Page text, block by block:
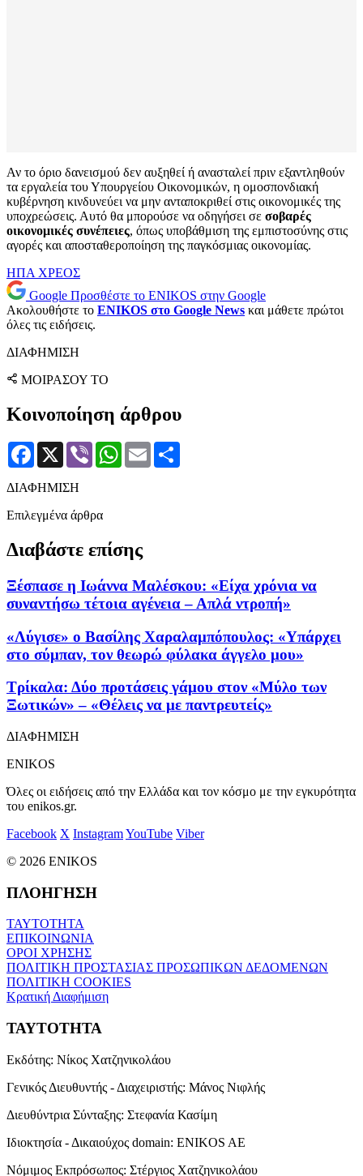
Αν το όριο δανεισμού δεν αυξηθεί ή ανασταλεί πριν εξαντληθούν
τα εργαλεία του Υπουργείου Οικονομικών, η ομοσπονδιακή
κυβέρνηση κινδυνεύει να μην ανταποκριθεί στις οικονομικές της
υποχρεώσεις. Αυτό θα μπορούσε να οδηγήσει σε σοβαρές
οικονομικές συνέπειες, όπως υποβάθμιση της εμπιστοσύνης στις
αγορές και αποσταθεροποίηση της παγκόσμιας οικονομίας.
ΗΠΑ ΧΡΕΟΣ
Google Προσθέστε το ENIKOS στην Google
Ακολουθήστε το ENIKOS στο Google News και μάθετε πρώτοι
όλες τις ειδήσεις.
ΔΙΑΦΗΜΙΣΗ
ΜΟΙΡΑΣΟΥ ΤΟ
Κοινοποίηση άρθρου
Facebook
X Viber WhatsApp
Email
ΔΙΑΦΗΜΙΣΗ
Επιλεγμένα άρθρα
Διαβάστε επίσης
Ξέσπασε η Ιωάννα Μαλέσκου: «Είχα χρόνια να
συναντήσω τέτοια αγένεια – Απλά ντροπή»
«Λύγισε» ο Βασίλης Χαραλαμπόπουλος: «Υπάρχει
στο σύμπαν, τον θεωρώ φύλακα άγγελο μου»
Τρίκαλα: Δύο προτάσεις γάμου στον «Μύλο των
Ξωτικών» – «Θέλεις να με παντρευτείς»
ΔΙΑΦΗΜΙΣΗ
ENIKOS
Όλες οι ειδήσεις από την Ελλάδα και τον κόσμο με την εγκυρότητα
του enikos.gr.
Facebook X InstagramYouTube Viber
© 2026 ENIKOS
ΠΛΟΗΓΗΣΗ
ΤΑΥΤΟΤΗΤΑ
ΕΠΙΚΟΙΝΩΝΙΑ
ΟΡΟΙ ΧΡΗΣΗΣ
ΠΟΛΙΤΙΚΗ ΠΡΟΣΤΑΣΙΑΣ ΠΡΟΣΩΠΙΚΩΝ ΔΕΔΟΜΕΝΩΝ
ΠΟΛΙΤΙΚΗ COOKIES
Κρατική Διαφήμιση
ΤΑΥΤΟΤΗΤΑ
Εκδότης: Νίκος Χατζηνικολάου
Γενικός Διευθυντής - Διαχειριστής: Μάνος Νιφλής
Διευθύντρια Σύνταξης: Στεφανία Κασίμη
Ιδιοκτησία - Δικαιούχος domain: ENIKOS AE
Νόμιμος Εκπρόσωπος: Στέργιος Χατζηνικολάου